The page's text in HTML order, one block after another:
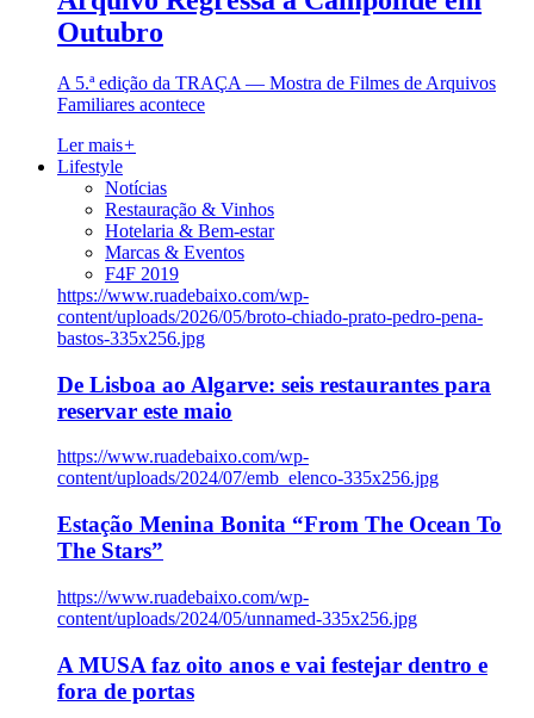
Outubro
A 5.ª edição da TRAÇA — Mostra de Filmes de Arquivos
Familiares acontece
Ler mais+
Lifestyle
Notícias
Restauração & Vinhos
Hotelaria & Bem-estar
Marcas & Eventos
F4F 2019
https://www.ruadebaixo.com/wp-
content/uploads/2026/05/broto-chiado-prato-pedro-pena-
bastos-335x256.jpg
De Lisboa ao Algarve: seis restaurantes para
reservar este maio
https://www.ruadebaixo.com/wp-
content/uploads/2024/07/emb_elenco-335x256.jpg
Estação Menina Bonita “From The Ocean To
The Stars”
https://www.ruadebaixo.com/wp-
content/uploads/2024/05/unnamed-335x256.jpg
A MUSA faz oito anos e vai festejar dentro e
fora de portas